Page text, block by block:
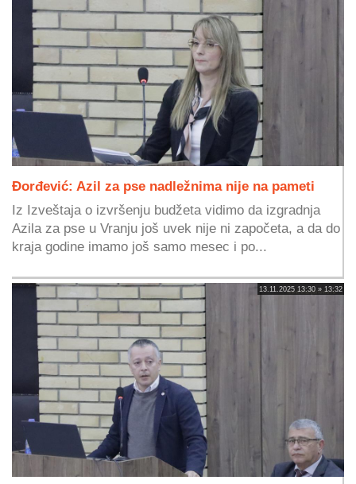
Đorđević: Azil za pse nadležnima nije na pameti
Iz Izveštaja o izvršenju budžeta vidimo da izgradnja
Azila za pse u Vranju još uvek nije ni započeta, a da do
kraja godine imamo još samo mesec i po...
13.11.2025 13:30 » 13:32